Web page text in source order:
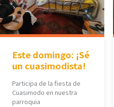
Este domingo: ¡Sé
un cuasimodista!
Participa de la fiesta de
Cuasimodo en nuestra
parroquia